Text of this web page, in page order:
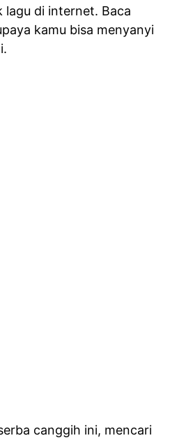
lagu di internet. Baca
kamu bisa menyanyi
canggih ini, mencari